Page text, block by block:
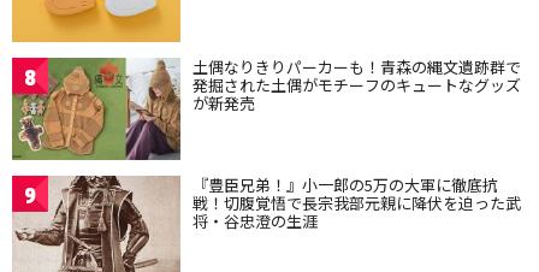
8 土偶なりきりパーカーも！青森の縄文遺跡群で
発掘された土偶がモチーフのキュートなグッズ
が新発売
9 『豊臣兄弟！』小一郎の5万の大軍に徹底抗
戦！切腹覚悟で長宗我部元親に降伏を迫った武
将・谷忠澄の生涯